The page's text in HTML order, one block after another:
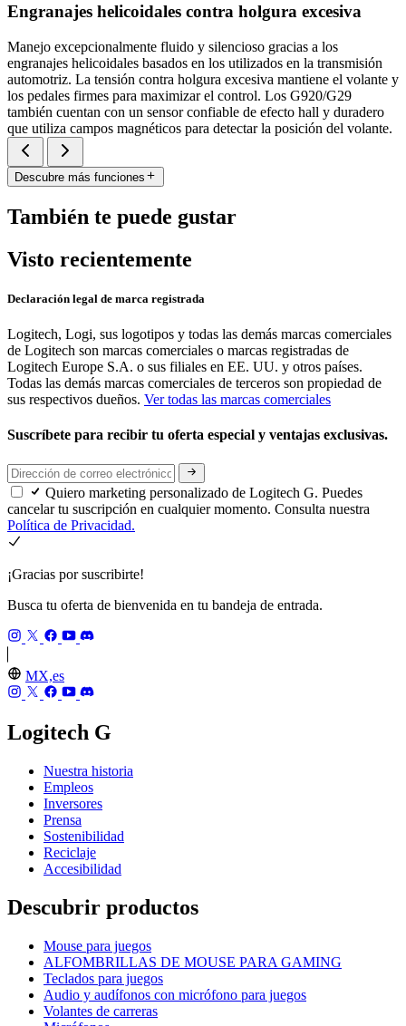
Engranajes helicoidales contra holgura excesiva
Manejo excepcionalmente fluido y silencioso gracias a los
engranajes helicoidales basados en los utilizados en la transmisión
automotriz. La tensión contra holgura excesiva mantiene el volante y
los pedales firmes para maximizar el control. Los G920/G29
también cuentan con un sensor confiable de efecto hall y duradero
que utiliza campos magnéticos para detectar la posición del volante.
Descubre más funciones
También te puede gustar
Visto recientemente
Declaración legal de marca registrada
Logitech, Logi, sus logotipos y todas las demás marcas comerciales
de Logitech son marcas comerciales o marcas registradas de
Logitech Europe S.A. o sus filiales en EE. UU. y otros países.
Todas las demás marcas comerciales de terceros son propiedad de
sus respectivos dueños. Ver todas las marcas comerciales
Suscríbete para recibir tu oferta especial y ventajas exclusivas.
Quiero marketing personalizado de Logitech G. Puedes
cancelar tu suscripción en cualquier momento. Consulta nuestra
Política de Privacidad.
¡Gracias por suscribirte!
Busca tu oferta de bienvenida en tu bandeja de entrada.
MX,es
Logitech G
Nuestra historia
Empleos
Inversores
Prensa
Sostenibilidad
Reciclaje
Accesibilidad
Descubrir productos
Mouse para juegos
ALFOMBRILLAS DE MOUSE PARA GAMING
Teclados para juegos
Audio y audífonos con micrófono para juegos
Volantes de carreras